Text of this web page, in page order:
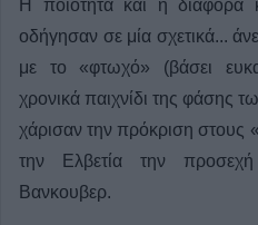
Η ποιότητα και η διαφορά
οδήγησαν σε μία σχετικά...
με το «φτωχό» (βάσει
χρονικά παιχνίδι της φάσης
χάρισαν την πρόκριση στους
την Ελβετία την
Βανκουβερ.